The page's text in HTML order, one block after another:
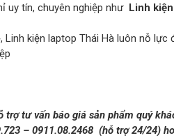
uy tín, chuyên nghiệp như Linh
Linh kiện laptop Thái Hà luôn nỗ
trợ tư vấn báo giá sản phẩm quý
– 0911.08.2468 (hỗ trợ 24/24)